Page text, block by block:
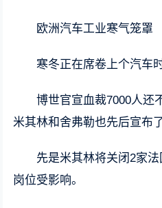
欧洲汽车工业寒气笼罩
寒冬正在席卷上个汽车
博世官宣血裁7000人还
米其林和舍弗勒也先后宣布
先是米其林将关闭2家
岗位受影响。